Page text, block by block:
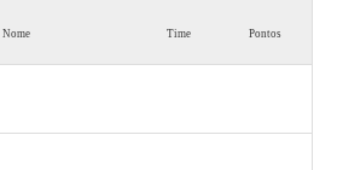
Nome Time Pontos